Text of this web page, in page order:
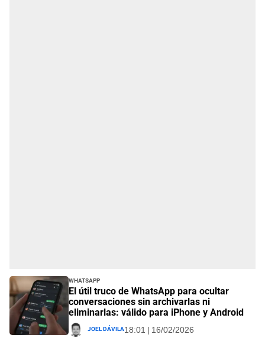
Whatsapp
El útil truco de WhatsApp para ocultar
conversaciones sin archivarlas ni
eliminarlas: válido para iPhone y Android
Joel Dávila18:01 | 16/02/2026